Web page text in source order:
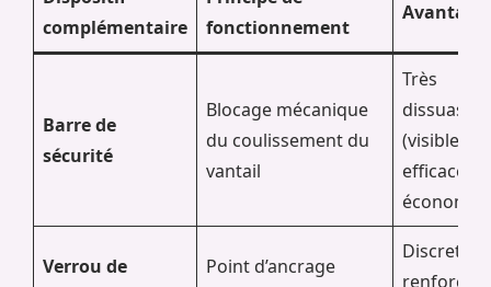
complémentaire
fonctionnement
Barre de
sécurité
Blocage mécanique
du coulissement du
vantail
Très
dissuasif
(visible),
efficace,
Verrou de
Point d’ancrage
Discret,
renforce